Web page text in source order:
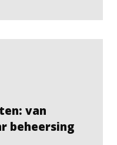
van
beheersing